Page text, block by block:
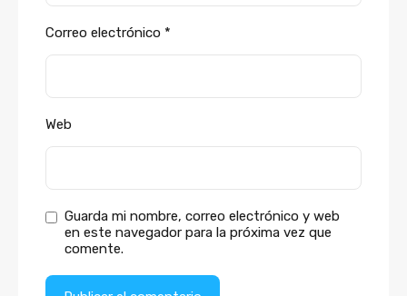
Correo electrónico *
Web
Guarda mi nombre, correo electrónico y web
en este navegador para la próxima vez que
comente.